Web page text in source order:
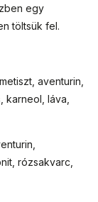
egy
töltsük fel.
aventurin,
karneol, láva,
rózsakvarc,